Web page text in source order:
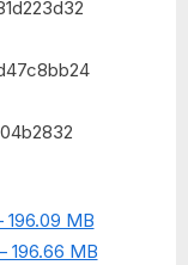
MB
196.66 MB